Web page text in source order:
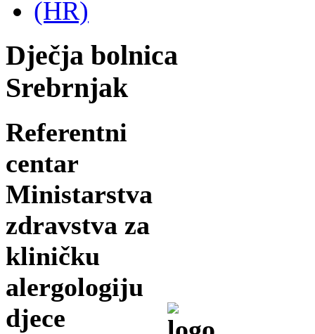
Dječja bolnica
Srebrnjak
Referentni
centar
Ministarstva
zdravstva za
kliničku
alergologiju
djece